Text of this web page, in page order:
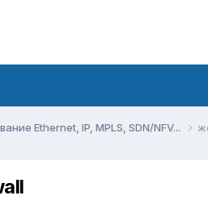
Ethernet, IP, MPLS, SDN/NFV...